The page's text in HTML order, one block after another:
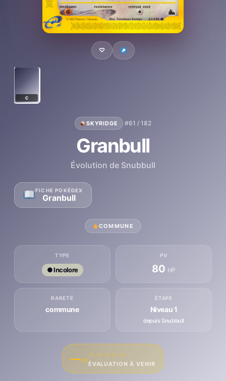
♡
C
SKYRIDGE ·#61 / 182
Granbull
Évolution de Snubbull
FICHE POKÉDEX
Granbull
COMMUNE
TYPE
● Incolore
PV
80 HP
RARETÉ
commune
ÉTAPE
Niveau 1
depuis Snubbull
—/10
★ ★ ★ ★ ★
ÉVALUATION À VENIR